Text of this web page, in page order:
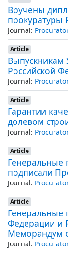
Вручены
прокуратуры
Journal:
Article
Выпускникам
Российской
Journal:
Article
Гарантии
долевом
Journal:
Article
Генеральные
подписали
Journal:
Article
Генеральные
Федерации и
Меморандум
Journal: